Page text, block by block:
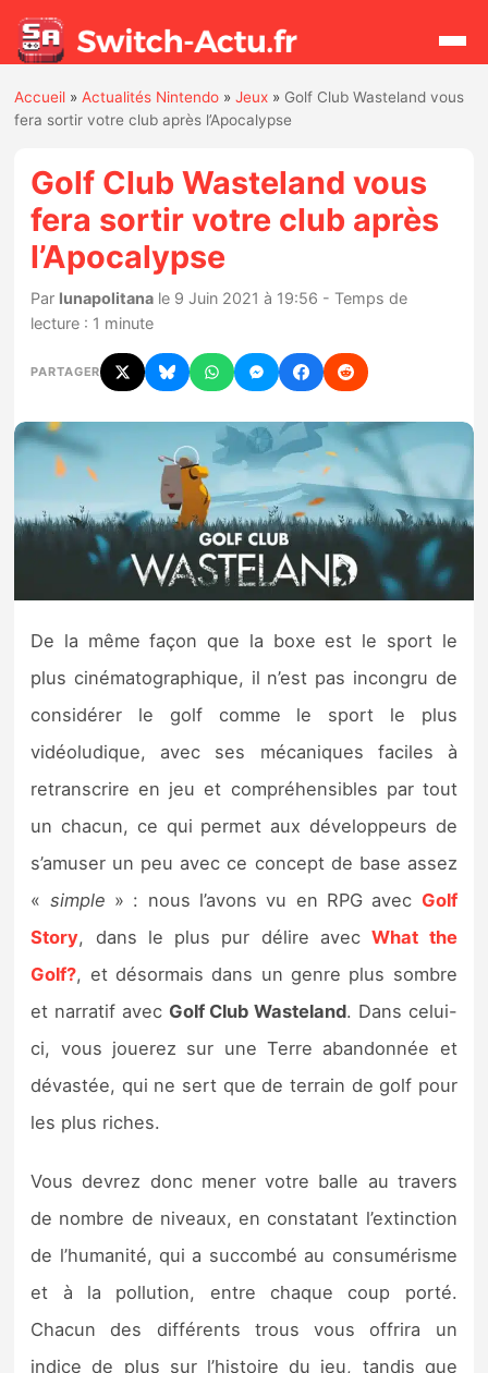
Actualités
Jeux
Hardware
Mises à jour
Chiffres de ventes
Rumeurs
Nintendo Direct
Tests et previews
Tests de jeux
Tests d’accessoires
Autres tests
Previews
Précommandes
Précommandes jeux Switch 2
Sorties de jeux
Bons plans
Guides
Accueil »Actualités Nintendo »Jeux » Golf Club Wasteland vous
fera sortir votre club après l’Apocalypse
Golf Club Wasteland vous
fera sortir votre club après
l’Apocalypse
Par lunapolitana le 9 Juin 2021 à 19:56 - Temps de
lecture : 1 minute
PARTAGER
De la même façon que la boxe est le sport le
plus cinématographique, il n’est pas incongru de
considérer le golf comme le sport le plus
vidéoludique, avec ses mécaniques faciles à
retranscrire en jeu et compréhensibles par tout
un chacun, ce qui permet aux développeurs de
s’amuser un peu avec ce concept de base assez
« simple » : nous l’avons vu en RPG avec Golf
Story, dans le plus pur délire avecWhat the
Golf?, et désormais dans un genre plus sombre
et narratif avec Golf Club Wasteland. Dans celui-
ci, vous jouerez sur une Terre abandonnée et
dévastée, qui ne sert que de terrain de golf pour
les plus riches.
Vous devrez donc mener votre balle au travers
de nombre de niveaux, en constatant l’extinction
de l’humanité, qui a succombé au consumérisme
et à la pollution, entre chaque coup porté.
Chacun des différents trous vous offrira un
indice de plus sur l’histoire du jeu, tandis que